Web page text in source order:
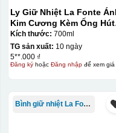
Ly Giữ Nhiệt La Fonte
Kim Cương Kèm Ống
700 ml-014687-GOL
Kích thước: 700ml
TG sản xuất: 10 ngày
5**.000 ₫
Đăng kýhoặc Đăng nhậpđể xem giá
Bình giữ nhiệt La Fonte